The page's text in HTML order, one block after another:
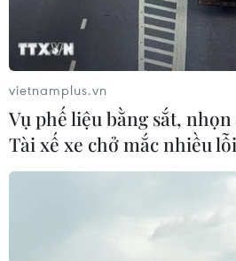
vietnamplus.vn
Vụ phế liệu bằng sắt,
Tài xế xe chở mắc nhiều